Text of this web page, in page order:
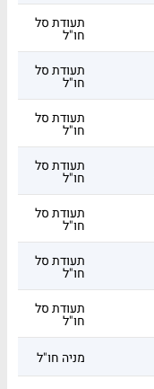
תעודת סל
חו"ל
תעודת סל
חו"ל
תעודת סל
חו"ל
תעודת סל
חו"ל
תעודת סל
חו"ל
תעודת סל
חו"ל
תעודת סל
חו"ל
מניה חו"ל